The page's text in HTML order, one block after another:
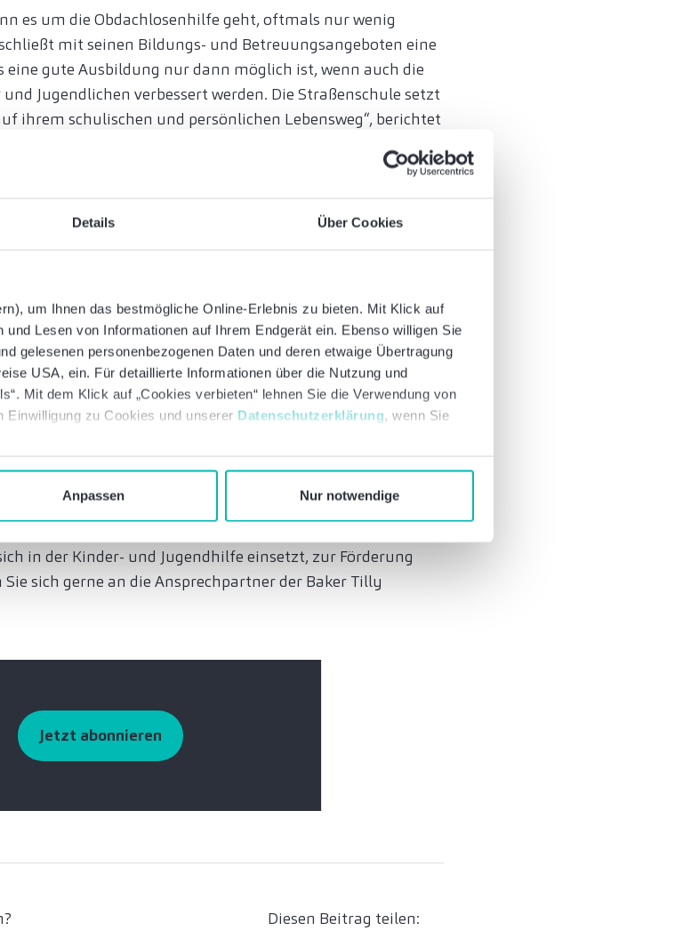
Details Über Cookies
um Ihnen das bestmögliche Online-Erlebnis zu bieten. Mit Klick auf
und Lesen von Informationen auf Ihrem Endgerät ein. Ebenso willigen Sie
gelesenen personenbezogenen Daten und deren etwaige Übertragung
USA, ein. Für detaillierte Informationen über die Nutzung und
Mit dem Klick auf „Cookies verbieten“ lehnen Sie die Verwendung von
Einwilligung zu Cookies und unserer Datenschutzerklärung, wenn Sie
Nur notwendige
Anpassen
es um die Obdachlosenhilfe geht, oftmals nur wenig
mit seinen Bildungs- und Betreuungsangeboten eine
eine gute Ausbildung nur dann möglich ist, wenn auch die
Jugendlichen verbessert werden. Die Straßenschule setzt
ihrem schulischen und persönlichen Lebensweg“, berichtet
ist es, einen fließenden Übergang in eine Ausbildung, ein
Schule zu erreichen. Dabei hilft ein Lehrerteam aus aktuell
zusammen mit den jungen Menschen, den multiplen
zu.
Straßenschule zur Förderung vorgeschlagen hat, freut
Baker Tilly Stiftung: „Wir helfen damit Kindern- und
Erlebnisse verarbeiten müssen. Das Projekt durchbricht den
und sozialem Abstieg. Kinder brauchen Raum und
Siehier.
in der Kinder- und Jugendhilfe einsetzt, zur Förderung
sich gerne an die Ansprechpartner der Baker Tilly
Jetzt abonnieren
Diesen Beitrag teilen: